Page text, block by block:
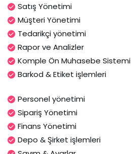
Satış Yönetimi
Müşteri Yönetimi
Tedarikçi yönetimi
Rapor ve Analizler
Komple Ön Muhasebe Sistemi
Barkod & Etiket işlemleri
Personel yönetimi
Sipariş Yönetimi
Finans Yönetimi
Depo & Şirket işlemleri